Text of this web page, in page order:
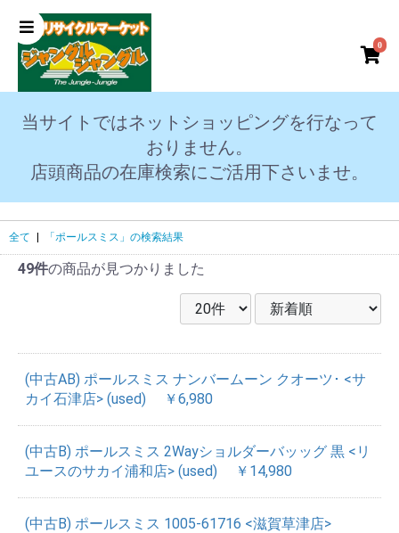
0
当サイトではネットショッピングを行なって
おりません。
店頭商品の在庫検索にご活用下さいませ。
全て | 「ポールスミス」の検索結果
49件の商品が見つかりました
(中古AB) ポールスミス ナンバームーン クオーツ･ <サ
カイ石津店> (used)
￥6,980
(中古B) ポールスミス 2Wayショルダーバッッグ 黒 <リ
ユースのサカイ浦和店> (used)
￥14,980
(中古B) ポールスミス 1005-61716 <滋賀草津店>